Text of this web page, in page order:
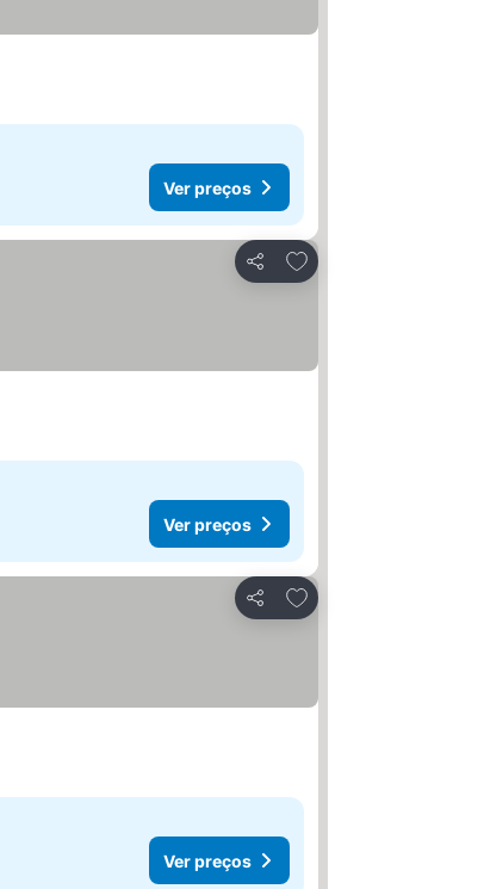
Ver preços
Partilhar
Adicionar aos favoritos
Ver preços
Partilhar
Adicionar aos favoritos
Ver preços